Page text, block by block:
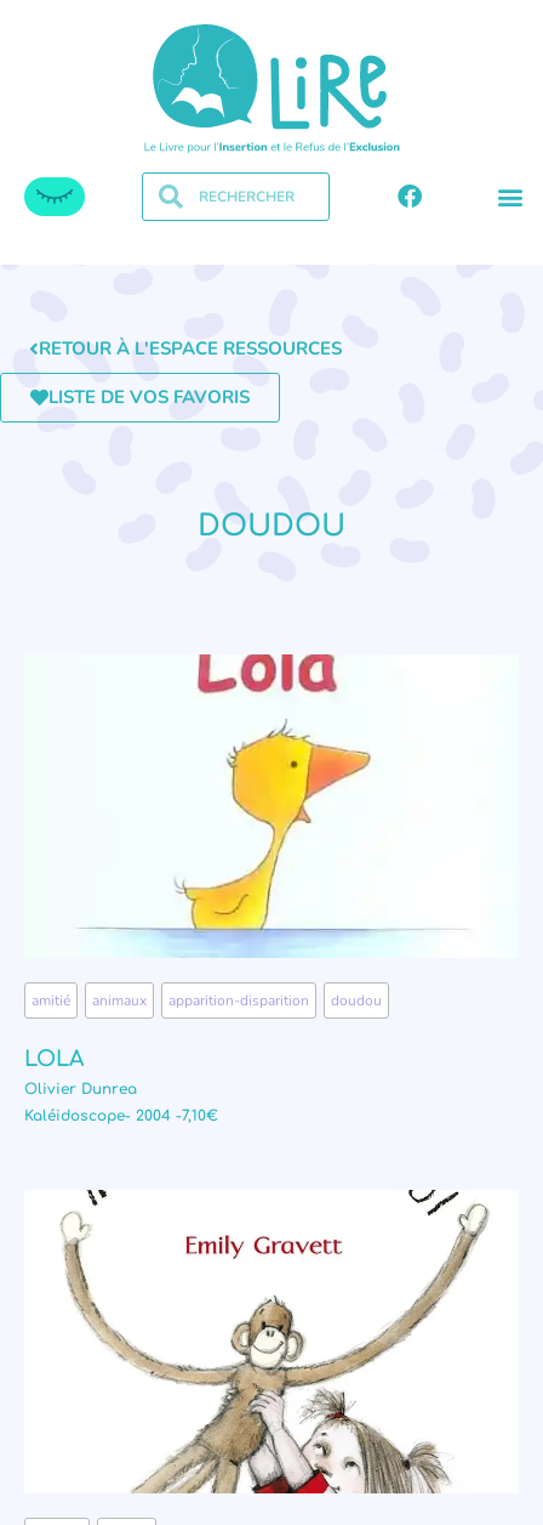
RETOUR À L'ESPACE RESSOURCES
LISTE DE VOS FAVORIS
DOUDOU
amitié animaux apparition-disparition doudou
LOLA
Olivier Dunrea
Kaléidoscope- 2004 -7,10€